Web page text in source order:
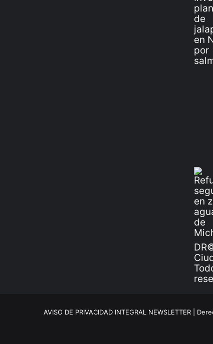
AVISO DE PRIVACIDAD INTEGRAL NEWSLETTER |